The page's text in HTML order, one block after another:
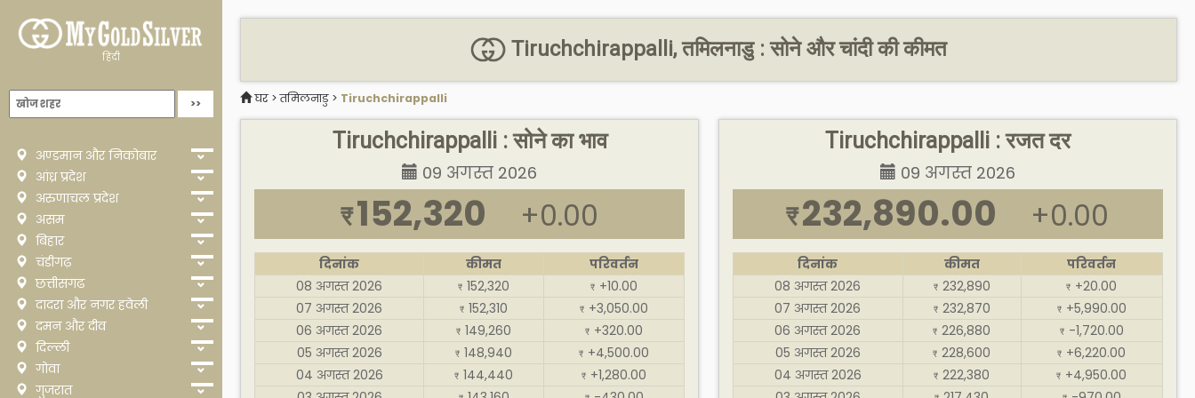
हिंदी
अण्डमान और निकोबार
आंध्र प्रदेश
अरुणाचल प्रदेश
असम
बिहार
चंडीगढ़
छत्तीसगढ
दादरा और नगर हवेली
दमन और दीव
दिल्ली
गोवा
गुजरात
Tiruchchirappalli, तमिलनाडु : सोने और चांदी की कीमत
घर >तमिलनाडु > Tiruchchirappalli
Tiruchchirappalli : सोने का भाव
09 अगस्त 2026
₹152,320 +0.00
दिनांक कीमत
परिवर्तन
08 अगस्त 2026
₹ 152,320 ₹ +10.00
07 अगस्त 2026
₹ 152,310 ₹ +3,050.00
06 अगस्त 2026
₹ 149,260 ₹ +320.00
05 अगस्त 2026
₹ 148,940 ₹ +4,500.00
04 अगस्त 2026
₹ 144,440 ₹ +1,280.00
Tiruchchirappalli : रजत दर
09 अगस्त 2026
₹232,890.00 +0.00
दिनांक कीमत
परिवर्तन
08 अगस्त 2026
₹ 232,890 ₹ +20.00
07 अगस्त 2026
₹ 232,870 ₹ +5,990.00
06 अगस्त 2026
₹ 226,880 ₹ -1,720.00
05 अगस्त 2026
₹ 228,600 ₹ +6,220.00
04 अगस्त 2026
₹ 222,380 ₹ +4,950.00